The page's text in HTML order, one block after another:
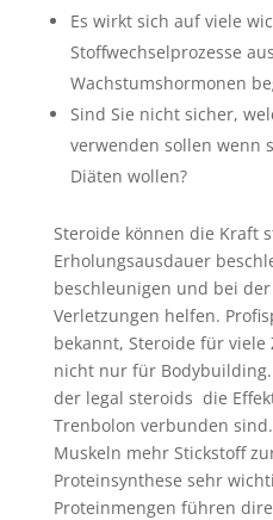
Es wirkt sich auf viele
Stoffwechselprozesse
Wachstumshormonen
Sind Sie nicht sicher,
verwenden sollen wenn
Diäten wollen?
Steroide können die Kraft
Erholungsausdauer
beschleunigen und bei
Verletzungen helfen.
bekannt, Steroide für viele
nicht nur für
der legal steroids die
Trenbolon verbunden
Muskeln mehr Stickstoff
Proteinsynthese sehr
Proteinmengen führen